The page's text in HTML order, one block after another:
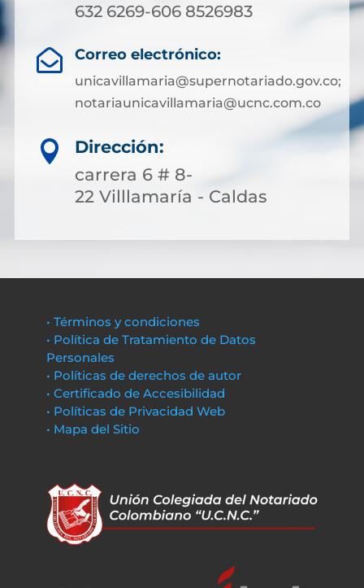
632 6269-606 8526983
 Correo electrónico:
unicavillamaria@supernotariado.gov.co;
notariaunicavillamaria@ucnc.com.co

Dirección:
carrera 6 # 8-
22 Villlamaría - Caldas
• Términos y condiciones
• Política de Tratamiento de Datos
Personales
• Políticas de derechos de autor
• Certificado de Accesibilidad
• Políticas de Privacidad Web
• Mapa del Sitio